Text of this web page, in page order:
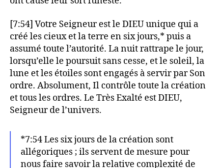
[7:54] Votre Seigneur est le DIEU unique qui a
créé les cieux et la terre en six jours,* puis a
assumé toute l’autorité. La nuit rattrape le jour,
lorsqu’elle le poursuit sans cesse, et le soleil, la
lune et les étoiles sont engagés à servir par Son
ordre. Absolument, Il contrôle toute la création
et tous les ordres. Le Très Exalté est DIEU,
Seigneur de l’univers.
*7:54 Les six jours de la création sont
allégoriques ; ils servent de mesure pour
nous faire savoir la relative complexité de